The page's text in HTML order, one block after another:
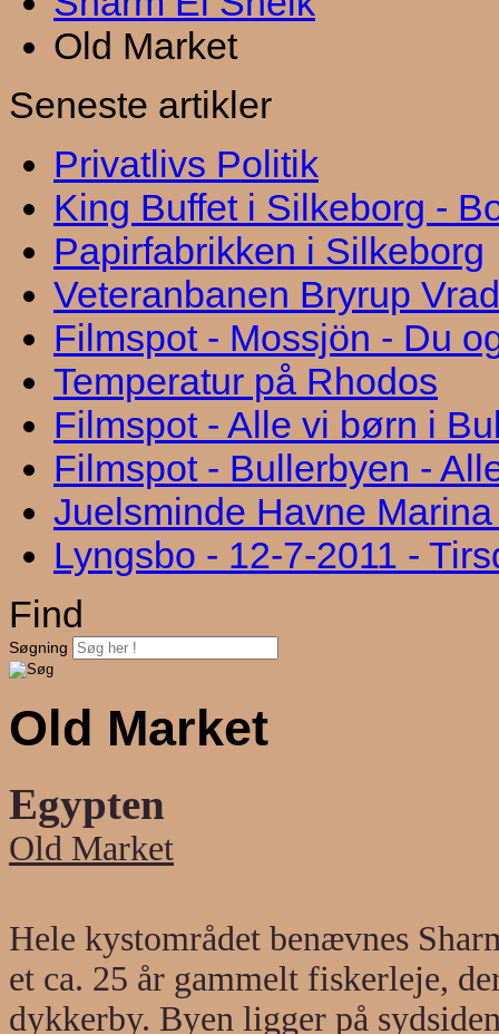
Old Market
Seneste artikler
Privatlivs Politik
King Buffet i Silkeborg -
Papirfabrikken i Silkeborg
Veteranbanen Bryrup
Filmspot - Mossjön - Du
Temperatur på Rhodos
Filmspot - Alle vi børn i
Filmspot - Bullerbyen -
Juelsminde Havne
Lyngsbo - 12-7-2011 -
Find
Søgning
Old Market
Egypten
Old Market
Hele kystområdet benævnes
et ca. 25 år gammelt fiskerleje,
dykkerby. Byen ligger på